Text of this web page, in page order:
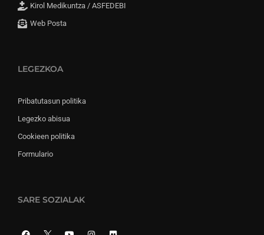
Kirol Medikuntza / ASFEDEBI
Web Posta
LEGEZKOA
Pribatutasun politika
Legezko abisua
Cookieen politika
Formulario
SARE SOZIALAK